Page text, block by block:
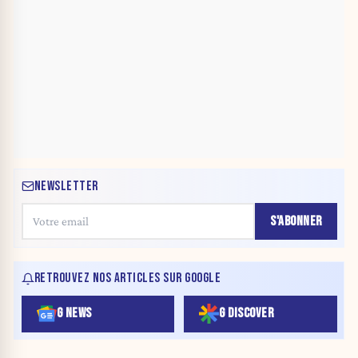
NEWSLETTER
S'ABONNER
RETROUVEZ NOS ARTICLES SUR GOOGLE
G NEWS G DISCOVER